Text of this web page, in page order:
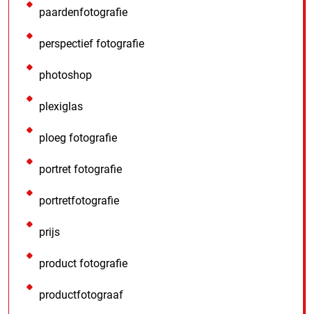
paardenfotografie
perspectief fotografie
photoshop
plexiglas
ploeg fotografie
portret fotografie
portretfotografie
prijs
product fotografie
productfotograaf